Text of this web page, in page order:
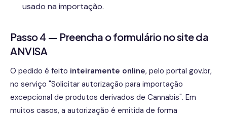
usado na importação.
Passo 4 — Preencha o formulário no site da
ANVISA
O pedido é feito inteiramente online, pelo portal gov.br,
no serviço "Solicitar autorização para importação
excepcional de produtos derivados de Cannabis". Em
muitos casos, a autorização é emitida de forma